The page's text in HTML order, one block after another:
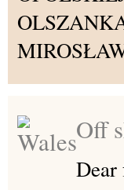
Off
Dear